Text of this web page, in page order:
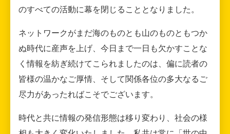
のすべての活動に幕を閉じることとなりました。
ネットワークがまだ海のものとも山のものともつか
ぬ時代に産声を上げ、今日まで一日も欠かすことな
く情報を紡ぎ続けてこられましたのは、偏に読者の
皆様の温かなご厚情、そして関係各位の多大なるご
尽力があったればこそでございます。
時代と共に情報の発信形態は移り変わり、社会の様